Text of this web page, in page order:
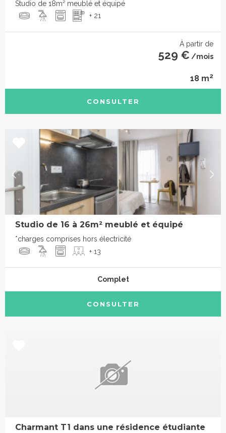
Studio de 18m² meublé et équipé
+ 21
À partir de
529 € /mois
18 m2
CONSULTER
Studio de 16 à 26m² meublé et équipé
*charges comprises hors électricité
+ 13
Complet
CONSULTER
Charmant T1 dans une résidence étudiante